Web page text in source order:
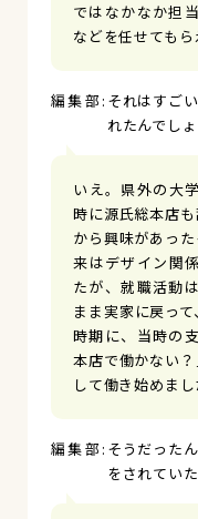
ではなかなか担
などを任せてもら
それはすご
れたんでし
いえ。県外の大
時に源氏総本店
から興味があっ
来はデザイン関
たが、就職活動
まま実家に戻っ
時期に、当時の
本店で働かない
して働き始めまし
そうだった
をされてい